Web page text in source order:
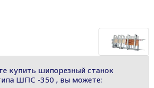
купить шипорезный станок
ШПС -350 , вы можете: